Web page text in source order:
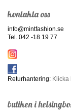
kontakta oss
info@mintfashion.se
Tel. 042 -18 19 77
Returhantering: Klicka
butiken i